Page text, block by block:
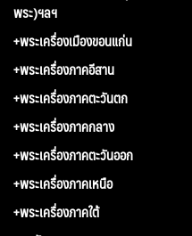
พระ)ฯลฯ
+พระเครื่องเมืองขอนแก่น
+พระเครื่องภาคอีสาน
+พระเครื่องภาคตะวันตก
+พระเครื่องภาคกลาง
+พระเครื่องภาคตะวันออก
+พระเครื่องภาคเหนือ
+พระเครื่องภาคใต้